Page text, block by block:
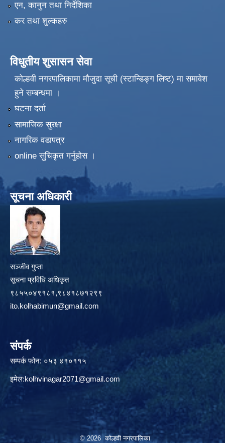
एन, कानुन तथा निर्देशिका
कर तथा शुल्कहरु
विधुतीय शुसासन सेवा
कोल्हवी नगरपालिकामा मौजुदा सूची (स्टान्डिङ्ग लिष्ट) मा समावेश
हुने सम्बन्धमा ।
घटना दर्ता
सामाजिक सुरक्षा
नागरिक वडापत्र
online सुचिकृत गर्नुहोस ।
सूचना अधिकारी
सञ्जीव गुप्ता
सूचना प्रविधि अधिकृत
९८५५०४९१८१,९८४१८७१२९९
ito.kolhabimun@gmail.com
संपर्क
सम्पर्क फोन: ०५३ ४१०११५
इमेल:kolhvinagar2071@gmail.com
© 2026 कोल्हवी नगरपालिका